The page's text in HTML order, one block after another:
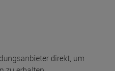
direkt, um